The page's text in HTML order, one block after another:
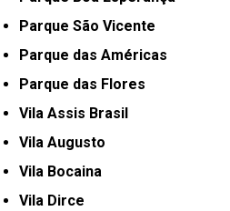
Parque São Vicente
Parque das Américas
Parque das Flores
Vila Assis Brasil
Vila Augusto
Vila Bocaina
Vila Dirce